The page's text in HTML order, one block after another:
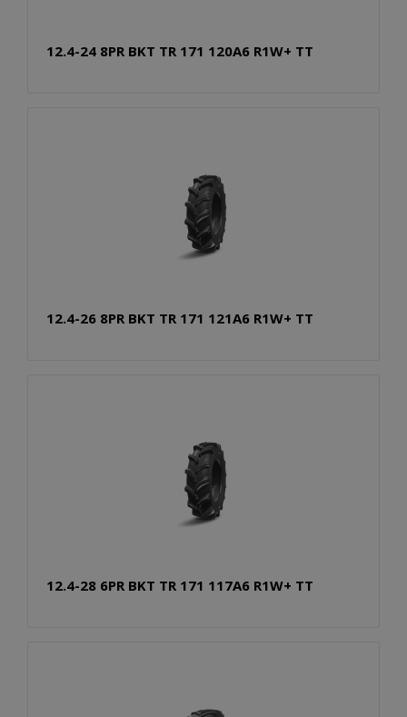
12.4-24 8PR BKT TR 171 120A6 R1W+ TT
12.4-26 8PR BKT TR 171 121A6 R1W+ TT
12.4-28 6PR BKT TR 171 117A6 R1W+ TT